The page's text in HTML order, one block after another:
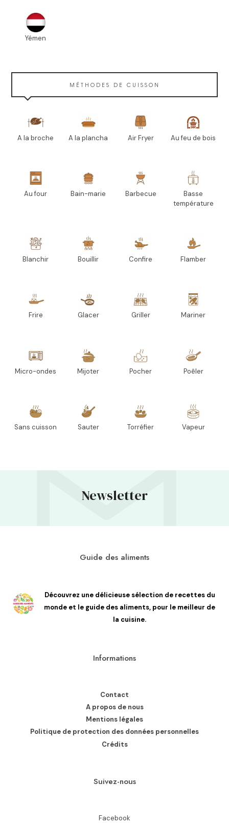
Yémen
MÉTHODES DE CUISSON
A la broche A la plancha Air Fryer Au feu de bois
Au four Bain-marie Barbecue
Basse
température
Blanchir Bouillir Confire Flamber
Frire Glacer Griller Mariner
Micro-ondes Mijoter Pocher Poêler
Sans cuisson Sauter Torréfier Vapeur
Newsletter
Guide des aliments
Découvrez une délicieuse sélection de recettes du
monde et le guide des aliments, pour le meilleur de
la cuisine.
Informations
Contact
A propos de nous
Mentions légales
Politique de protection des données personnelles
Crédits
Suivez-nous
Facebook